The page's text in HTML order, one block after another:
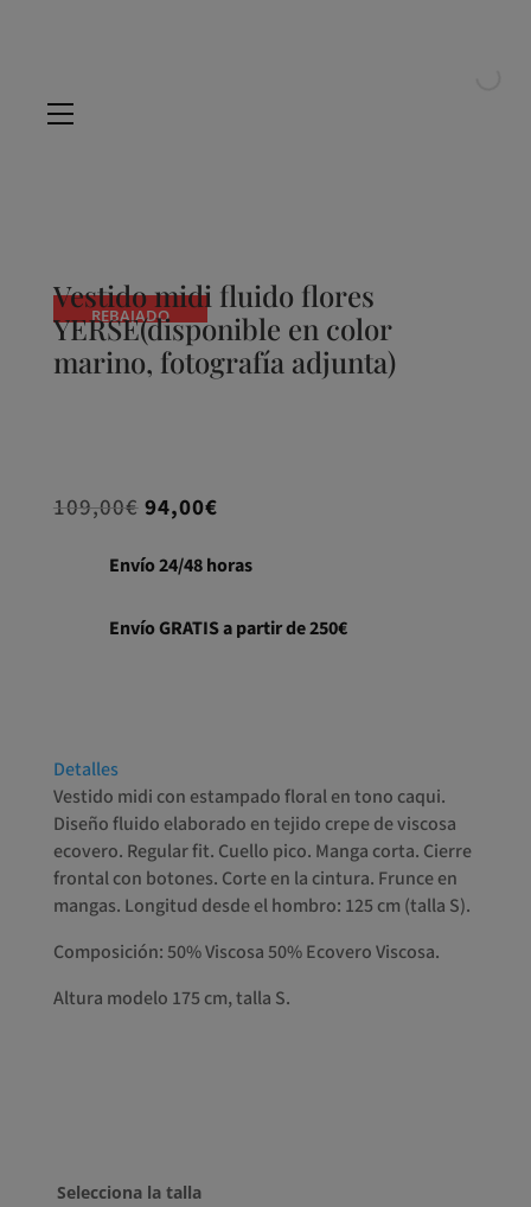
REBAJADO
Vestido midi fluido flores
YERSE(disponible en color
marino, fotografía adjunta)
109,00€ El
original
109,00€.
94,00€El
actual
94,00€.
Envío 24/48 horas
Envío GRATIS a partir de 250€
Detalles
Vestido midi con estampado floral en tono caqui.
Diseño fluido elaborado en tejido crepe de viscosa
ecovero. Regular fit. Cuello pico. Manga corta. Cierre
frontal con botones. Corte en la cintura. Frunce en
mangas. Longitud desde el hombro: 125 cm (talla S).
Composición: 50% Viscosa 50% Ecovero Viscosa.
Altura modelo 175 cm, talla S.
Selecciona la talla